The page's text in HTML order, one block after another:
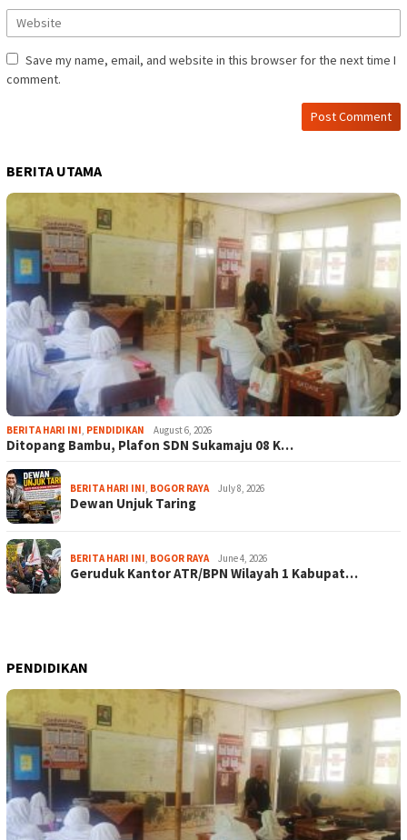
Save my name, email, and website in this browser for the next time I
comment.
BERITA UTAMA
BERITA HARI INI, PENDIDIKAN August 6, 2026
Ditopang Bambu, Plafon SDN Sukamaju 08 K…
BERITA HARI INI, BOGOR RAYA July 8, 2026
Dewan Unjuk Taring
BERITA HARI INI, BOGOR RAYA June 4, 2026
Geruduk Kantor ATR/BPN Wilayah 1 Kabupat…
PENDIDIKAN